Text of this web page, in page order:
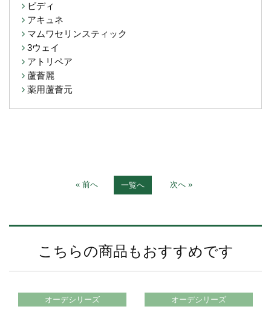
ビディ
アキュネ
マムワセリンスティック
3ウェイ
アトリペア
蘆薈麗
薬用蘆薈元
« 前へ 一覧へ 次へ »
こちらの商品もおすすめです
オーデシリーズ オーデシリーズ